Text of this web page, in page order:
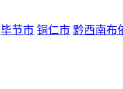
毕节市 铜仁市 黔西南布